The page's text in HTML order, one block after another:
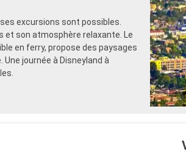
excursions sont possibles.
et son atmosphère relaxante. Le
en ferry, propose des paysages
journée à Disneyland à